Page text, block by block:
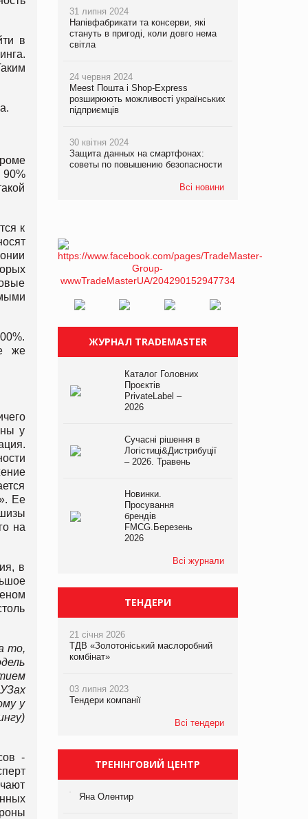
в
к
же
у
Ее
на
в
то,
у
-
31 липня 2024
Напівфабрикати та консерви, які
стануть в пригоді, коли довго нема
світла
24 червня 2024
Meest Пошта і Shop-Express
розширюють можливості українських
підприємців
30 квітня 2024
Защита данных на смартфонах:
советы по повышению безопасности
Всі новини
ЖУРНАЛ TRADEMASTER
Каталог Головних
Проєктів
PrivateLabel –
2026
Сучасні рішення в
Логістиці&Дистрибуції
– 2026. Травень
Новинки.
Просування
брендів
FMCG.Березень
2026
Всі журнали
ТЕНДЕРИ
21 січня 2026
ТДВ «Золотоніський маслоробний
комбінат»
03 липня 2023
Тендери компанії
Всі тендери
ТРЕНІНГОВИЙ ЦЕНТР
Яна Олентир